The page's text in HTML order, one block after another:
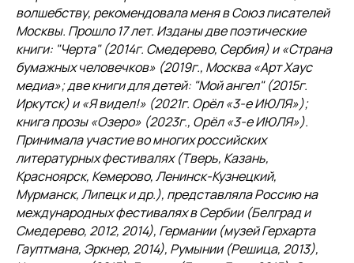
волшебству, рекомендовала меня в Союз писателей
Москвы. Прошло 17 лет. Изданы две поэтические
книги: "Черта" (2014г. Смедерево, Сербия) и «Страна
бумажных человечков» (2019г., Москва «Арт Хаус
медиа»; две книги для детей: "Мой ангел" (2015г.
Иркутск) и «Я видел!» (2021г. Орёл «3-е ИЮЛЯ»);
книга прозы «Озеро» (2023г., Орёл «3-е ИЮЛЯ»).
Принимала участие во многих российских
литературных фестивалях (Тверь, Казань,
Красноярск, Кемерово, Ленинск-Кузнецкий,
Мурманск, Липецк и др.), представляла Россию на
международных фестивалях в Сербии (Белград и
Смедерево, 2012, 2014), Германии (музей Герхарта
Гауптмана, Эркнер, 2014), Румынии (Решица, 2013),